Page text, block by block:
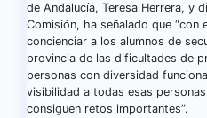
de Andalucía, Teresa Herrera, y
Comisión, ha señalado que “con
concienciar a los alumnos de
provincia de las dificultades de
personas con diversidad
visibilidad a todas esas
consiguen retos importantes”.